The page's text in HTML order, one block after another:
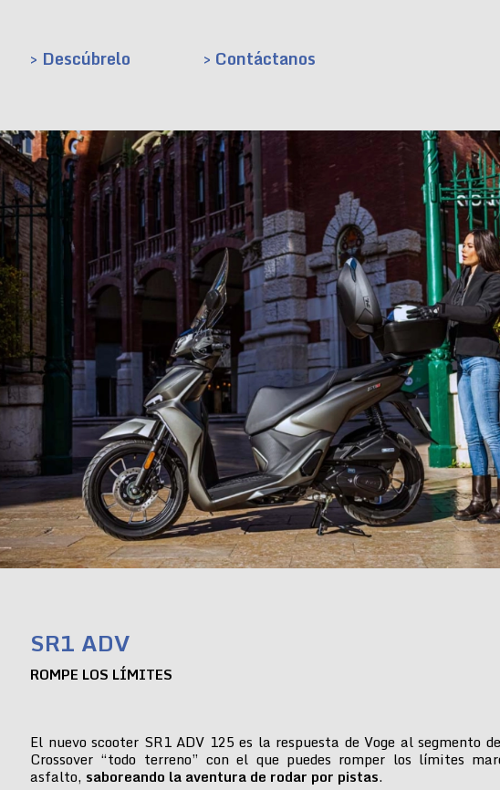
> Descúbrelo > Contáctanos
SR1 ADV
ROMPE LOS LÍMITES
El nuevo scooter SR1 ADV 125 es la respuesta de Voge al segmento
Crossover “todo terreno” con el que puedes romper los límites
asfalto, saboreando la aventura de rodar por pistas.